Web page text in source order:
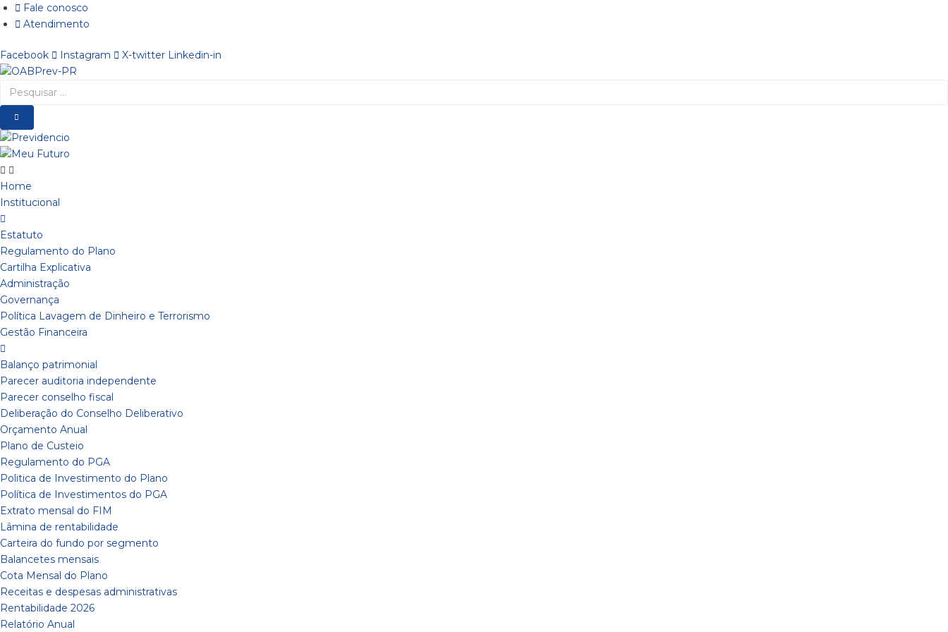
Ir
para
conteúdo
Fale conosco
Atendimento
Facebook Instagram X-twitter Linkedin-in
Pesquisar
…
Home
Institucional
Estatuto
Regulamento do Plano
Cartilha Explicativa
Administração
Governança
Política Lavagem de Dinheiro e Terrorismo
Gestão Financeira
Balanço patrimonial
Parecer auditoria independente
Parecer conselho fiscal
Deliberação do Conselho Deliberativo
Orçamento Anual
Plano de Custeio
Regulamento do PGA
Politica de Investimento do Plano
Política de Investimentos do PGA
Extrato mensal do FIM
Lâmina de rentabilidade
Carteira do fundo por segmento
Balancetes mensais
Cota Mensal do Plano
Receitas e despesas administrativas
Rentabilidade 2026
Relatório Anual